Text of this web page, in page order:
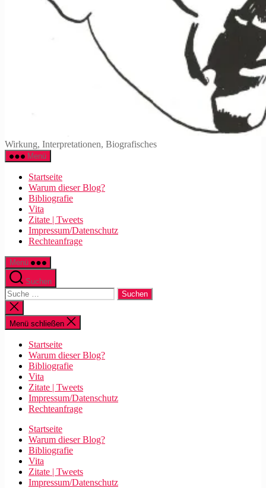
Walter
Mehring
Wirkung, Interpretationen, Biografisches
Menü
Startseite
Warum dieser Blog?
Bibliografie
Vita
Zitate | Tweets
Impressum/Datenschutz
Rechteanfrage
Menü
Suchen
Suche
nach:
Suche
schließen
Menü schließen
Startseite
Warum dieser Blog?
Bibliografie
Vita
Zitate | Tweets
Impressum/Datenschutz
Rechteanfrage
Startseite
Warum dieser Blog?
Bibliografie
Vita
Zitate | Tweets
Impressum/Datenschutz